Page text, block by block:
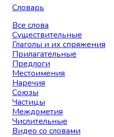
Словарь
Все слова
Существительные
Глаголы и их спряжения
Прилагательные
Предлоги
Местоимения
Наречия
Союзы
Частицы
Междометия
Числительные
Видео со словами